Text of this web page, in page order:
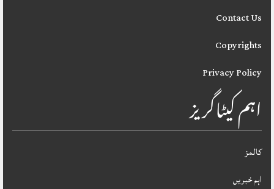
Contact Us
Copyrights
Privacy Policy
اہم کیٹاگریز
کالمز
اہم خبریں